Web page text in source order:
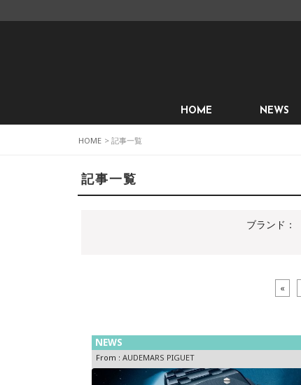
HOME NEWS
HOME > 記事一覧
記事一覧
ブランド：
«
NEWS
From : AUDEMARS PIGUET